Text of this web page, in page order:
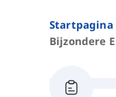
Startpagina
Bijzondere